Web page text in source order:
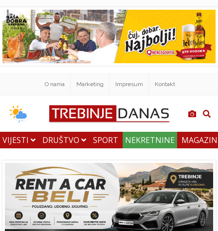
O nama Marketing Impresum Kontakt
VIJESTI DRUŠTVO SPORT NEKRETNINE